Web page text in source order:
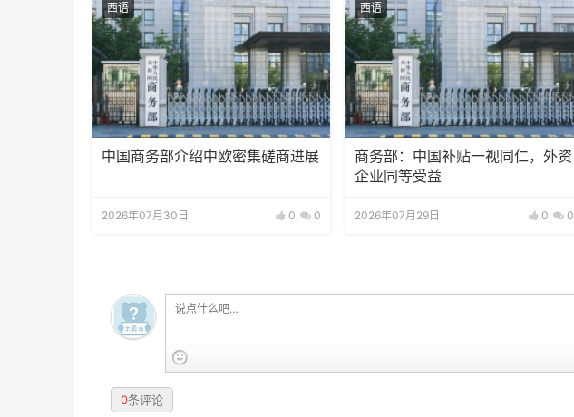
西语
中国商务部介绍中欧密集磋商进展
2026年07月30日 0 0
西语
商务部：中国补贴一视同仁，外资
企业同等受益
2026年07月29日 0 0
0条评论